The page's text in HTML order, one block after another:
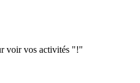
voir vos activités "!"